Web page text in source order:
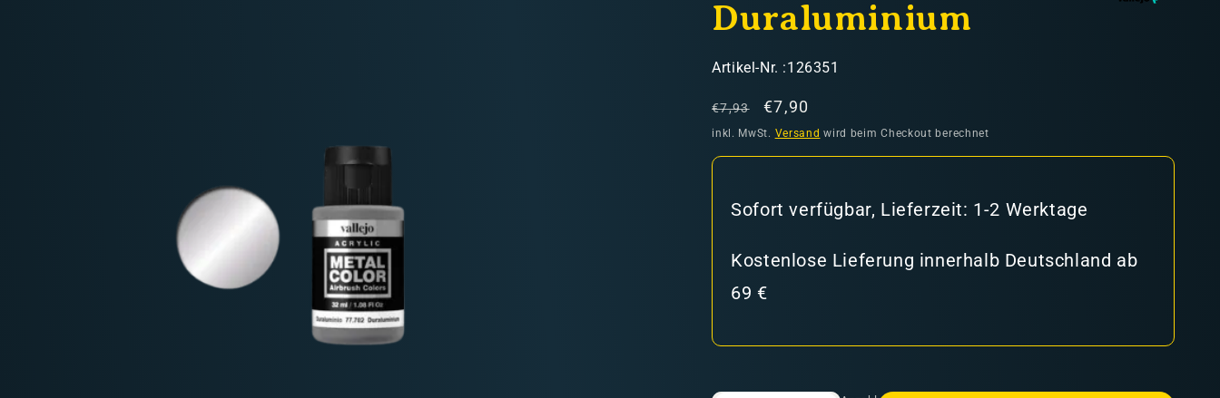
Duraluminium
SKU:
Artikel-Nr. :126351
Normaler
Preis
€7,93 Verkaufspreis
€7,90
inkl. MwSt. Versand wird beim Checkout berechnet
Sofort verfügbar, Lieferzeit: 1-2 Werktage
Kostenlose Lieferung innerhalb Deutschland ab
69 €
Lieferungen in Nicht-EU-Länder (z. B. Schweiz)
nicht im Kaufpreis oder in den Versandkosten